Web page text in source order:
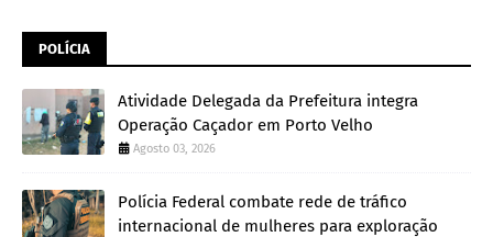
POLÍCIA
Atividade Delegada da Prefeitura integra
Operação Caçador em Porto Velho
Agosto 03, 2026
Polícia Federal combate rede de tráfico
internacional de mulheres para exploração